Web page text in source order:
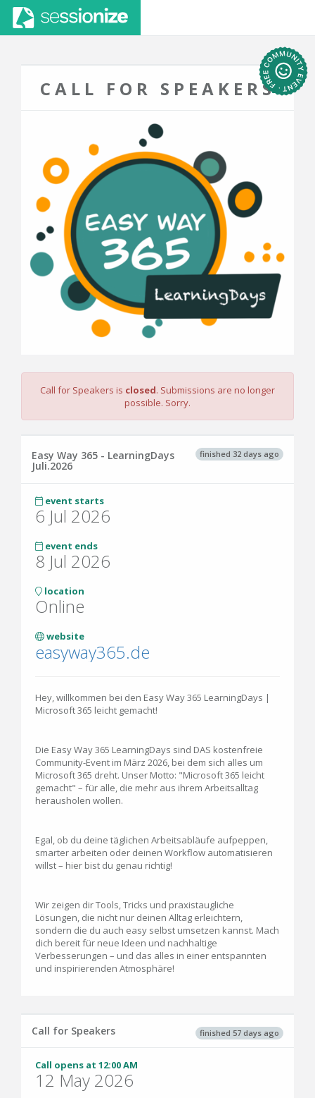
CALL FOR SPEAKERS
Call for Speakers is closed. Submissions are no longer
possible. Sorry.
finished 32 days ago
Easy Way 365 - LearningDays
Juli.2026
event starts
6 Jul 2026
event ends
8 Jul 2026
location
Online
website
easyway365.de
Hey, willkommen bei den Easy Way 365 LearningDays |
Microsoft 365 leicht gemacht!
Die Easy Way 365 LearningDays sind DAS kostenfreie
Community-Event im März 2026, bei dem sich alles um
Microsoft 365 dreht. Unser Motto: "Microsoft 365 leicht
gemacht" – für alle, die mehr aus ihrem Arbeitsalltag
herausholen wollen.
Egal, ob du deine täglichen Arbeitsabläufe aufpeppen,
smarter arbeiten oder deinen Workflow automatisieren
willst – hier bist du genau richtig!
Wir zeigen dir Tools, Tricks und praxistaugliche
Lösungen, die nicht nur deinen Alltag erleichtern,
sondern die du auch easy selbst umsetzen kannst. Mach
dich bereit für neue Ideen und nachhaltige
Verbesserungen – und das alles in einer entspannten
und inspirierenden Atmosphäre!
finished 57 days ago
Call for Speakers
Call opens at 12:00 AM
12 May 2026